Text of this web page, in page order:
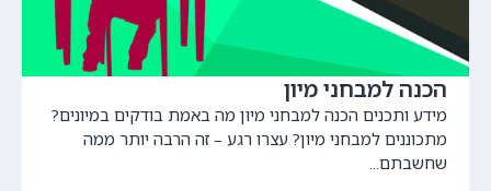
הכנה למבחני מיון
מידע ותכנים הכנה למבחני מיון מה באמת בודקים במיונים?
מתכוננים למבחני מיון? עצרו רגע – זה הרבה יותר ממה
שחשבתם...